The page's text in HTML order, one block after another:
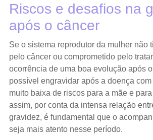
Riscos e desafios na
após o câncer
Se o sistema reprodutor da mulher não
pelo câncer ou comprometido pelo
ocorrência de uma boa evolução após
possível engravidar após a doença
muito baixa de riscos para a mãe e
assim, por conta da intensa relação
gravidez, é fundamental que o
seja mais atento nesse período.